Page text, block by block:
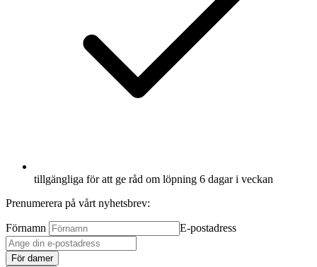
tillgängliga för att ge råd om löpning 6 dagar i veckan
Prenumerera på vårt nyhetsbrev:
Förnamn E-postadress
För damer